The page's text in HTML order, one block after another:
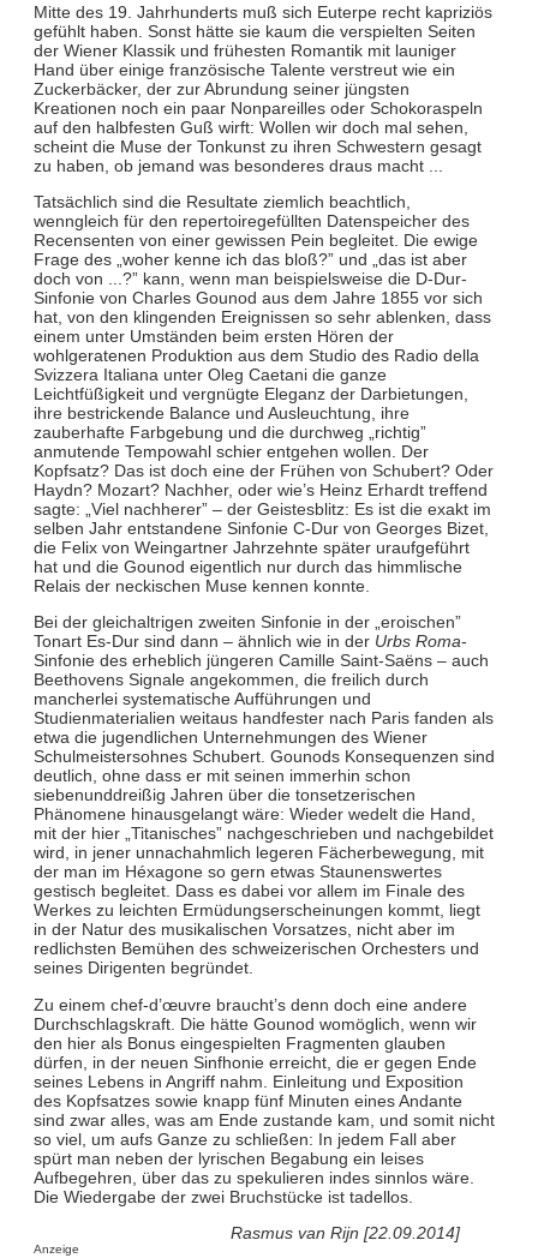
Mitte des 19. Jahrhunderts muß sich Euterpe recht kapriziös
gefühlt haben. Sonst hätte sie kaum die verspielten Seiten
der Wiener Klassik und frühesten Romantik mit launiger
Hand über einige französische Talente verstreut wie ein
Zuckerbäcker, der zur Abrundung seiner jüngsten
Kreationen noch ein paar Nonpareilles oder Schokoraspeln
auf den halbfesten Guß wirft: Wollen wir doch mal sehen,
scheint die Muse der Tonkunst zu ihren Schwestern gesagt
zu haben, ob jemand was besonderes draus macht ...
Tatsächlich sind die Resultate ziemlich beachtlich,
wenngleich für den repertoiregefüllten Datenspeicher des
Recensenten von einer gewissen Pein begleitet. Die ewige
Frage des „woher kenne ich das bloß?” und „das ist aber
doch von ...?” kann, wenn man beispielsweise die D-Dur-
Sinfonie von Charles Gounod aus dem Jahre 1855 vor sich
hat, von den klingenden Ereignissen so sehr ablenken, dass
einem unter Umständen beim ersten Hören der
wohlgeratenen Produktion aus dem Studio des Radio della
Svizzera Italiana unter Oleg Caetani die ganze
Leichtfüßigkeit und vergnügte Eleganz der Darbietungen,
ihre bestrickende Balance und Ausleuchtung, ihre
zauberhafte Farbgebung und die durchweg „richtig”
anmutende Tempowahl schier entgehen wollen. Der
Kopfsatz? Das ist doch eine der Frühen von Schubert? Oder
Haydn? Mozart? Nachher, oder wie’s Heinz Erhardt treffend
sagte: „Viel nachherer” – der Geistesblitz: Es ist die exakt im
selben Jahr entstandene Sinfonie C-Dur von Georges Bizet,
die Felix von Weingartner Jahrzehnte später uraufgeführt
hat und die Gounod eigentlich nur durch das himmlische
Relais der neckischen Muse kennen konnte.
Bei der gleichaltrigen zweiten Sinfonie in der „eroischen”
Tonart Es-Dur sind dann – ähnlich wie in der Urbs Roma-
Sinfonie des erheblich jüngeren Camille Saint-Saëns – auch
Beethovens Signale angekommen, die freilich durch
mancherlei systematische Aufführungen und
Studienmaterialien weitaus handfester nach Paris fanden als
etwa die jugendlichen Unternehmungen des Wiener
Schulmeistersohnes Schubert. Gounods Konsequenzen sind
deutlich, ohne dass er mit seinen immerhin schon
siebenunddreißig Jahren über die tonsetzerischen
Phänomene hinausgelangt wäre: Wieder wedelt die Hand,
mit der hier „Titanisches” nachgeschrieben und nachgebildet
wird, in jener unnachahmlich legeren Fächerbewegung, mit
der man im Héxagone so gern etwas Staunenswertes
gestisch begleitet. Dass es dabei vor allem im Finale des
Werkes zu leichten Ermüdungserscheinungen kommt, liegt
in der Natur des musikalischen Vorsatzes, nicht aber im
redlichsten Bemühen des schweizerischen Orchesters und
seines Dirigenten begründet.
Zu einem chef-d’œuvre braucht’s denn doch eine andere
Durchschlagskraft. Die hätte Gounod womöglich, wenn wir
den hier als Bonus eingespielten Fragmenten glauben
dürfen, in der neuen Sinfhonie erreicht, die er gegen Ende
seines Lebens in Angriff nahm. Einleitung und Exposition
des Kopfsatzes sowie knapp fünf Minuten eines Andante
sind zwar alles, was am Ende zustande kam, und somit nicht
so viel, um aufs Ganze zu schließen: In jedem Fall aber
spürt man neben der lyrischen Begabung ein leises
Aufbegehren, über das zu spekulieren indes sinnlos wäre.
Die Wiedergabe der zwei Bruchstücke ist tadellos.
Rasmus van Rijn [22.09.2014]
Anzeige